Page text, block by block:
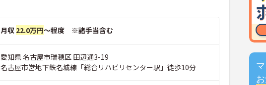
月収 22.0万円～程度 ※諸手当含む
愛知県 名古屋市瑞穂区 田辺通3-19
名古屋市営地下鉄名城線「総合リハビリセンター駅」徒歩10分